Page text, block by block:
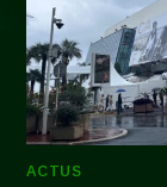
ACTUS